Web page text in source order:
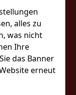
alles zu
was nicht
Ihre
das Banner
erneut